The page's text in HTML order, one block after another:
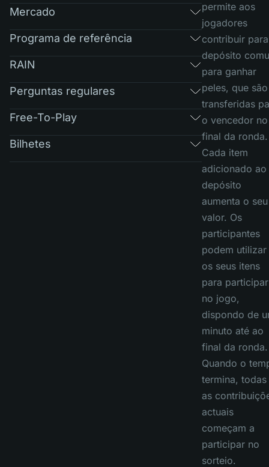
Mercado
Programa de referência
RAIN
Perguntas regulares
Free-To-Play
Bilhetes
permite aos
jogadores
contribuir
depósito
para ganhar
peles, que são
transferidas
o vencedor no
final da ronda.
Cada item
adicionado ao
depósito
aumenta o seu
valor. Os
participantes
podem utilizar
os seus itens
para participar
no jogo,
dispondo de
minuto até ao
final da ronda.
Quando o
termina, todas
as
actuais
começam a
participar no
sorteio.